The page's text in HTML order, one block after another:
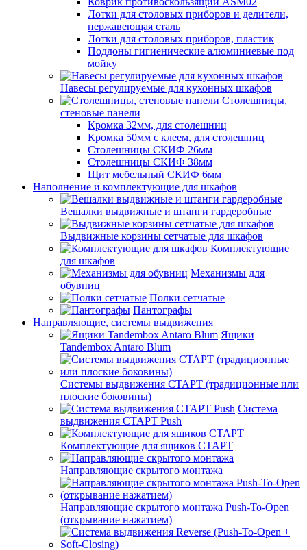
Лотки для столовых приборов и делители,
нержавеющая сталь
Лотки для столовых приборов, пластик
Поддоны гигиенические алюминиевые под
мойку
Навесы регулируемые для кухонных шкафов
Столешницы,
стеновые панели
Кромка 32мм, для столешниц
Кромка 50мм с клеем, для столешниц
Столешницы СКИФ 26мм
Столешницы СКИФ 38мм
Щит мебельный СКИФ 6мм
Наполнение и комплектующие для шкафов
Вешалки выдвижные и штанги гардеробные
Выдвижные корзины сетчатые для шкафов
Комплектующие
для шкафов
Механизмы для
обувниц
Полки сетчатые
Пантографы
Направляющие, системы выдвижения
Ящики
Tandembox Antaro Blum
Системы выдвижения СТАРТ (традиционные или
плоские боковины)
Система
выдвижения СТАРТ Push
Комплектующие для ящиков СТАРТ
Направляющие скрытого монтажа
Направляющие скрытого монтажа Push-To-Open
(открывание нажатием)